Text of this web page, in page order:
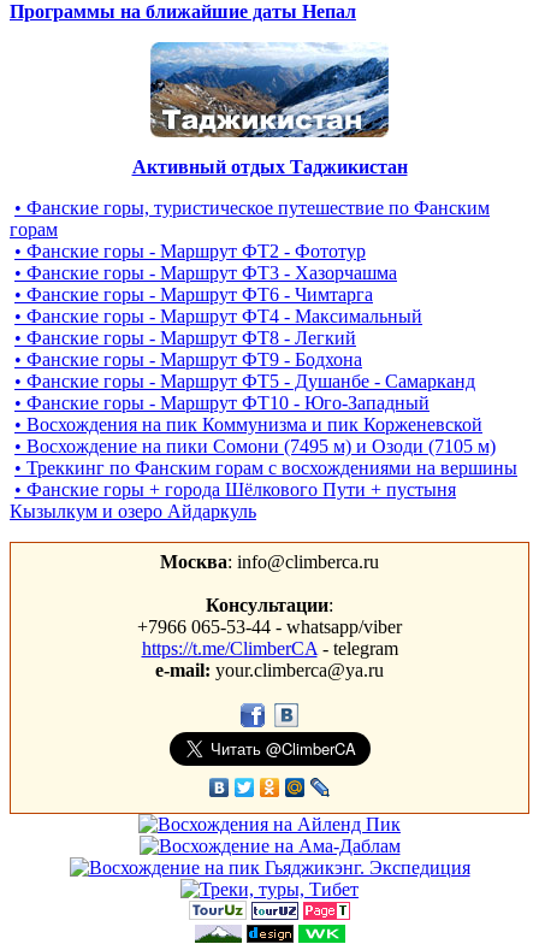
Программы на ближайшие даты Непал
Активный отдых Таджикистан
• Фанские горы, туристическое путешествие по Фанским
горам
• Фанские горы - Маршрут ФТ2 - Фототур
• Фанские горы - Маршрут ФТ3 - Хазорчашма
• Фанские горы - Маршрут ФТ6 - Чимтарга
• Фанские горы - Маршрут ФТ4 - Максимальный
• Фанские горы - Маршрут ФТ8 - Легкий
• Фанские горы - Маршрут ФТ9 - Бодхона
• Фанские горы - Маршрут ФТ5 - Душанбе - Самарканд
• Фанские горы - Маршрут ФТ10 - Юго-Западный
• Восхождения на пик Коммунизма и пик Корженевской
• Восхождение на пики Сомони (7495 м) и Озоди (7105 м)
• Треккинг по Фанским горам c восхождениями на вершины
• Фанские горы + города Шёлкового Пути + пустыня
Кызылкум и озеро Айдаркуль
Москва: info@climberca.ru
Консультации:
+7966 065-53-44 - whatsapp/viber
https://t.me/ClimberCA - telegram
e-mail: your.climberca@ya.ru